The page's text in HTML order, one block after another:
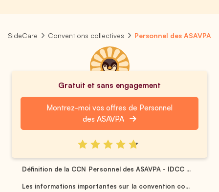
SideCare Conventions collectives Personnel des ASAVPA
Gratuit et sans engagement
Montrez-moi vos offres de Personnel
des ASAVPA
Définition de la CCN Personnel des ASAVPA - IDCC ...
Les informations importantes sur la convention co...